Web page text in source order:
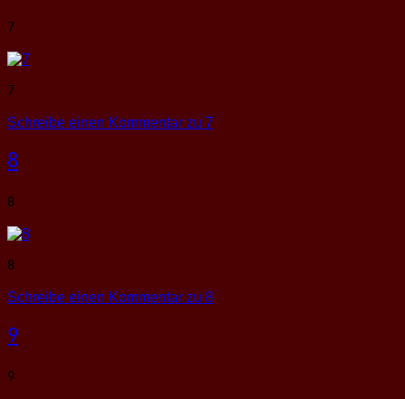
7
7
Schreibe einen Kommentar zu 7
8
8
8
Schreibe einen Kommentar zu 8
9
9